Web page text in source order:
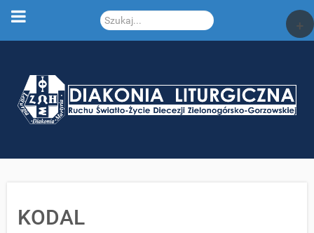
Szukaj...
KODAL
+